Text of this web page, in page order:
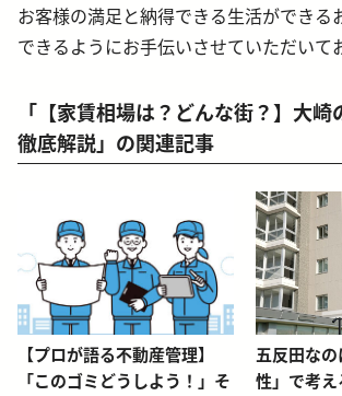
お客様の満足と納得できる生活ができる
できるようにお手伝いさせていただいて
「【家賃相場は？どんな街？】大崎
徹底解説」の関連記事
blog-relative-card
【プロが語る不動産管理】
「このゴミどうしよう！」そ
blog-
五反田な
性」で考